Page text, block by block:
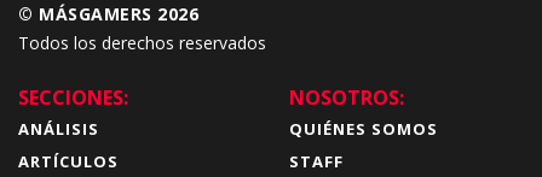
© MÁSGAMERS 2026
Todos los derechos reservados
SECCIONES:
ANÁLISIS
ARTÍCULOS
NOSOTROS:
QUIÉNES SOMOS
STAFF